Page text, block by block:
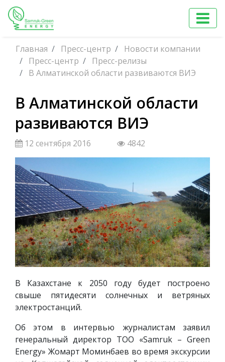
Главная Пресс-центр
Новости компании
Пресс-центр
Пресс-релизы
В Алматинской области развиваются ВИЭ
В Алматинской области
развиваются ВИЭ
12 сентября 2016 4842
В Казахстане к 2050 году будет построено
свыше пятидесяти солнечных и ветряных
электростанций.
Об этом в интервью журналистам заявил
генеральный директор ТОО «Samruk – Green
Energy» Жомарт Моминбаев во время экскурсии